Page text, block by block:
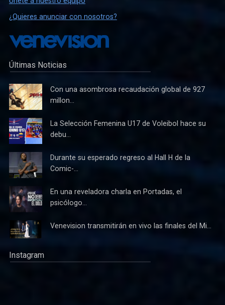
¿Quieres anunciar con nosotros?
Últimas Noticias
Con una asombrosa recaudación global de 927
millon...
La Selección Femenina U17 de Voleibol hace su
debu...
Durante su esperado regreso al Hall H de la
Comic-...
En una reveladora charla en Portadas, el
psicólogo...
Venevision transmitirán en vivo las finales del Mi...
Instagram